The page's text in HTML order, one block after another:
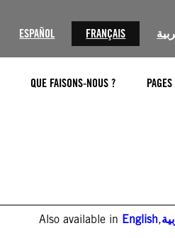
ESPAÑOL FRANÇAIS
QUE FAISONS-NOUS ?
Also available in English,